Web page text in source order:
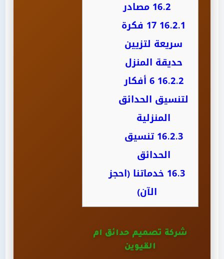
16.2 مصادر
16.2.1
17 فكرة
سريعة لتزيين
حديقة المنزل
16.2.2
6 أفكار
لتنسيق الحدائق
المنزلية
16.2.3 تنسيق
الحدائق
16.3 خدماتنا (احجز
الآن)
شركة تصميم حدائق ام
القيوين